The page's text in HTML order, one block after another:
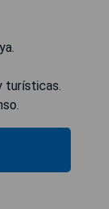
turísticas.